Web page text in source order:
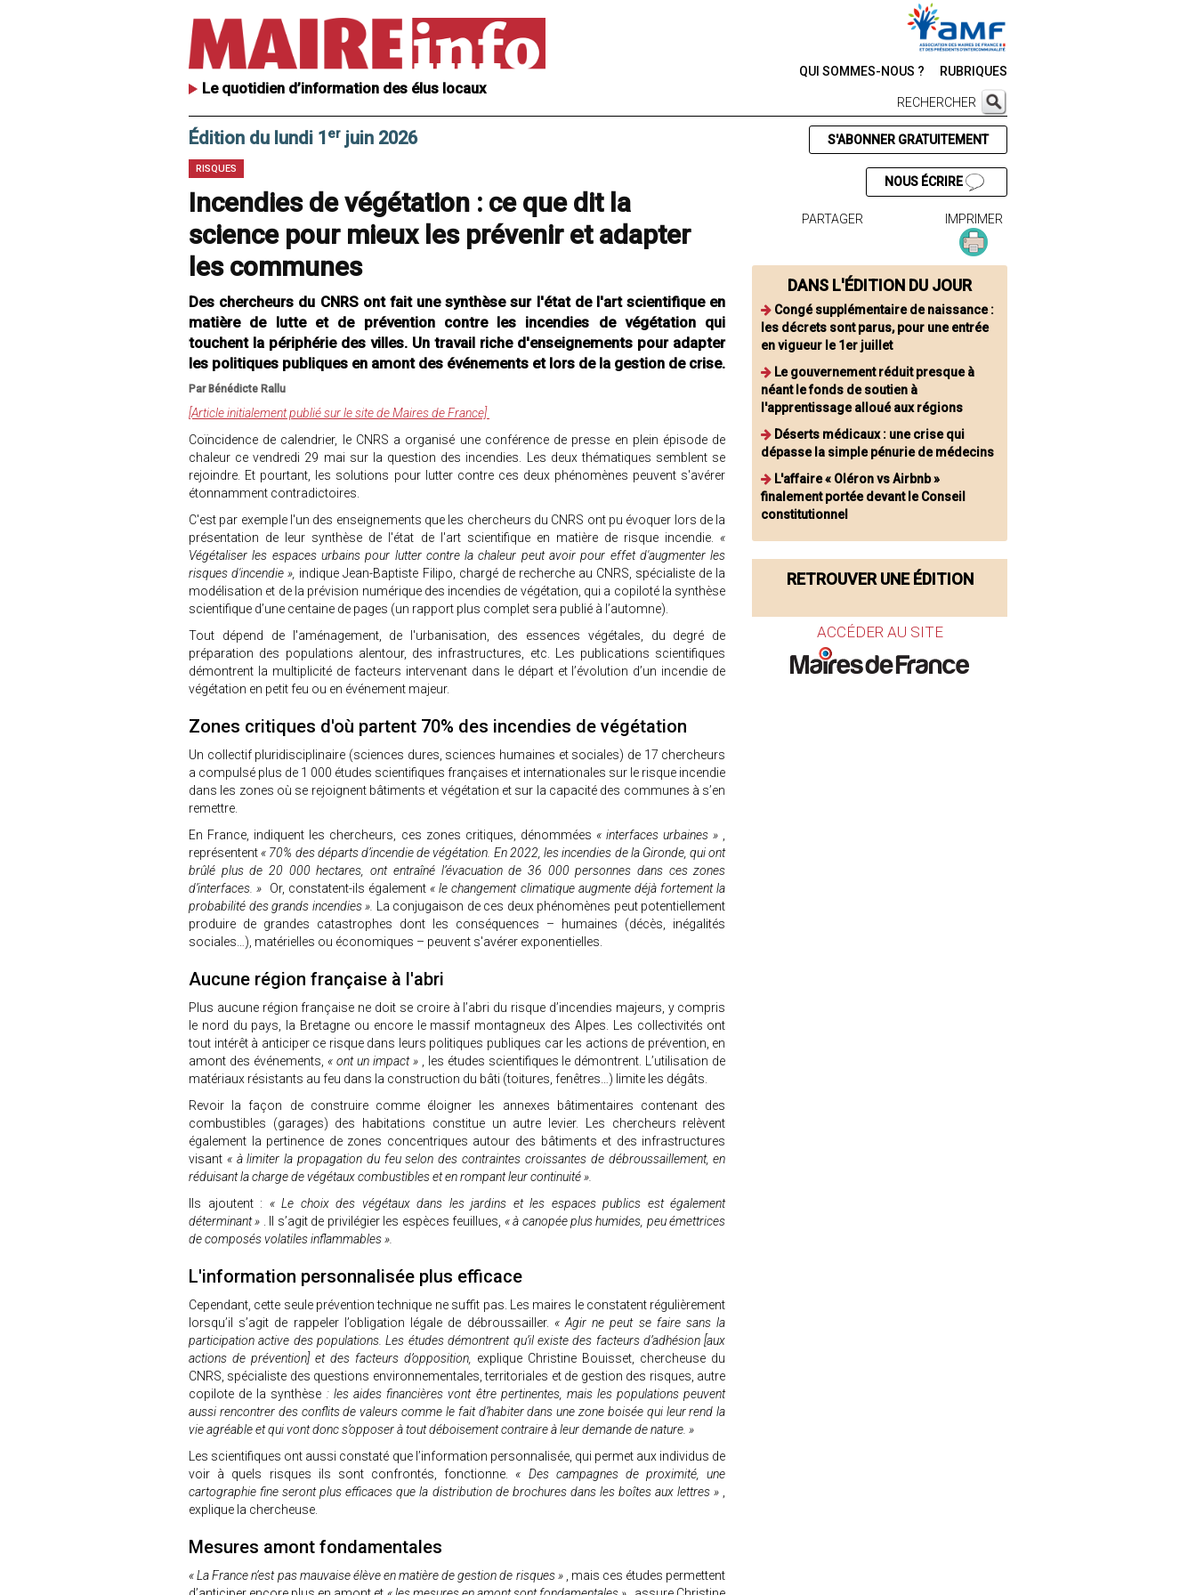
Le quotidien d’information des élus locaux
QUI SOMMES-NOUS ? RUBRIQUES
RECHERCHER
Édition du lundi 1 er juin 2026
RISQUES
Incendies de végétation : ce que dit la
science pour mieux les prévenir et adapter
les communes
Des chercheurs du CNRS ont fait une synthèse sur l'état de l'art scientifique en
matière de lutte et de prévention contre les incendies de végétation qui
touchent la périphérie des villes. Un travail riche d'enseignements pour adapter
les politiques publiques en amont des événements et lors de la gestion de crise.
Par Bénédicte Rallu
[Article initialement publié sur le site de Maires de France]
Coïncidence de calendrier, le CNRS a organisé une conférence de presse en plein épisode de
chaleur ce vendredi 29 mai sur la question des incendies. Les deux thématiques semblent se
rejoindre. Et pourtant, les solutions pour lutter contre ces deux phénomènes peuvent s'avérer
étonnamment contradictoires.
C'est par exemple l'un des enseignements que les chercheurs du CNRS ont pu évoquer lors de la
présentation de leur synthèse de l'état de l'art scientifique en matière de risque incendie. «
Végétaliser les espaces urbains pour lutter contre la chaleur peut avoir pour effet d'augmenter les
risques d'incendie », indique Jean-Baptiste Filipo, chargé de recherche au CNRS, spécialiste de la
modélisation et de la prévision numérique des incendies de végétation, qui a copiloté la synthèse
scientifique d’une centaine de pages (un rapport plus complet sera publié à l’automne).
Tout dépend de l'aménagement, de l'urbanisation, des essences végétales, du degré de
préparation des populations alentour, des infrastructures, etc. Les publications scientifiques
démontrent la multiplicité de facteurs intervenant dans le départ et l’évolution d’un incendie de
végétation en petit feu ou en événement majeur.
Zones critiques d'où partent 70% des incendies de végétation
Un collectif pluridisciplinaire (sciences dures, sciences humaines et sociales) de 17 chercheurs
a compulsé plus de 1 000 études scientifiques françaises et internationales sur le risque incendie
dans les zones où se rejoignent bâtiments et végétation et sur la capacité des communes à s’en
remettre.
En France, indiquent les chercheurs, ces zones critiques, dénommées « interfaces urbaines »
représentent « 70% des départs d’incendie de végétation. En 2022, les incendies de la Gironde, qui ont
brûlé plus de 20 000 hectares, ont entraîné l’évacuation de 36 000 personnes dans ces zones
d’interfaces. »
Or, constatent-ils également « le changement climatique augmente déjà fortement la
probabilité des grands incendies ».
La conjugaison de ces deux phénomènes peut potentiellement
produire de grandes catastrophes dont les conséquences – humaines (décès, inégalités
sociales…), matérielles ou économiques – peuvent s'avérer exponentielles.
Aucune région française à l'abri
Plus aucune région française ne doit se croire à l’abri du risque d’incendies majeurs, y compris
le nord du pays, la Bretagne ou encore le massif montagneux des Alpes. Les collectivités ont
tout intérêt à anticiper ce risque dans leurs politiques publiques car les actions de prévention, en
amont des événements, « ont un impact »
, les études scientifiques le démontrent. L’utilisation de
matériaux résistants au feu dans la construction du bâti (toitures, fenêtres…) limite les dégâts.
Revoir la façon de construire comme éloigner les annexes bâtimentaires contenant des
combustibles (garages) des habitations constitue un autre levier. Les chercheurs relèvent
également la pertinence de zones concentriques autour des bâtiments et des infrastructures
visant « à limiter la propagation du feu selon des contraintes croissantes de débroussaillement, en
réduisant la charge de végétaux combustibles et en rompant leur continuité ».
Ils ajoutent : « Le choix des végétaux dans les jardins et les espaces publics est également
déterminant »
. Il s’agit de privilégier les espèces feuillues, « à canopée plus humides, peu émettrices
de composés volatiles inflammables ».
L'information personnalisée plus efficace
Cependant, cette seule prévention technique ne suffit pas. Les maires le constatent régulièrement
lorsqu’il s’agit de rappeler l’obligation légale de débroussailler. « Agir ne peut se faire sans la
participation active des populations. Les études démontrent qu’il existe des facteurs d’adhésion [aux
actions de prévention] et des facteurs d’opposition,
explique Christine Bouisset, chercheuse du
CNRS, spécialiste des questions environnementales, territoriales et de gestion des risques, autre
copilote de la synthèse : les aides financières vont être pertinentes, mais les populations peuvent
aussi rencontrer des conflits de valeurs comme le fait d’habiter dans une zone boisée qui leur rend la
vie agréable et qui vont donc s’opposer à tout déboisement contraire à leur demande de nature. »
Les scientifiques ont aussi constaté que l’information personnalisée, qui permet aux individus de
voir à quels risques ils sont confrontés, fonctionne. « Des campagnes de proximité, une
cartographie fine seront plus efficaces que la distribution de brochures dans les boîtes aux lettres »
explique la chercheuse.
Mesures amont fondamentales
« La France n’est pas mauvaise élève en matière de gestion de risques »
, mais ces études permettent
S'ABONNER GRATUITEMENT
NOUS ÉCRIRE
PARTAGER IMPRIMER
DANS L'ÉDITION DU JOUR
Congé supplémentaire de naissance :
les décrets sont parus, pour une entrée
en vigueur le 1er juillet
Le gouvernement réduit presque à
néant le fonds de soutien à
l'apprentissage alloué aux régions
Déserts médicaux : une crise qui
dépasse la simple pénurie de médecins
L'affaire « Oléron vs Airbnb »
finalement portée devant le Conseil
constitutionnel
RETROUVER UNE ÉDITION
ACCÉDER AU SITE